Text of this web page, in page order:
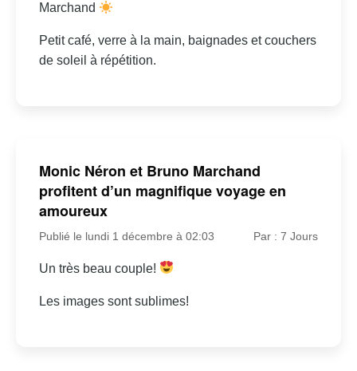
Marchand
Petit café, verre à la main, baignades et couchers
de soleil à répétition.
Monic Néron et Bruno Marchand
profitent d’un magnifique voyage en
amoureux
Publié le lundi 1 décembre à 02:03 Par : 7 Jours
Un très beau couple!
Les images sont sublimes!